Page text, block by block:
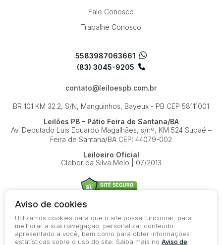
Fale Conosco
Trabalhe Conosco
5583987063661
(83) 3045-9205
contato@leiloespb.com.br
BR 101 KM 32.2, S/N, Manguinhos, Bayeux - PB CEP 58111001
Leilões PB – Pátio Feira de Santana/BA
Av. Deputado Luis Eduardo Magalhães, s/nº, KM 524Subaé –
Feira de Santana/BA CEP: 44079-002
Leiloeiro Oficial
Cleber da Silva Melo | 07/2013
© 2026-present - Todos os direitos reservados
Política de Privacidade
Aviso de cookies
Utilizamos cookies para que o site possa funcionar, para
melhorar a sua navegação, personalizar conteúdo
apresentado a você, bem como para obter informações
estatísticas sobre o uso do site. Saiba mais no Aviso de